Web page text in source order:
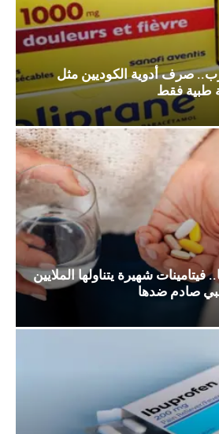
صرف أدوية الكوديين مثل
طبية فقط
شهيرة يتناولها الملايين
صادم ضدها